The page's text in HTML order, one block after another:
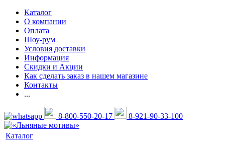
Каталог
О компании
Оплата
Шоу-рум
Условия доставки
Информация
Скидки и Акции
Как сделать заказ в нашем магазине
Контакты
...
8-800-550-20-17 8-921-90-33-100
Каталог